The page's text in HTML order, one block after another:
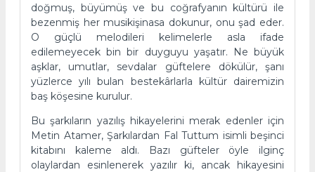
doğmuş, büyümüş ve bu coğrafyanın kültürü ile
bezenmiş her musikişinasa dokunur, onu şad eder.
O güçlü melodileri kelimelerle asla ifade
edilemeyecek bin bir duyguyu yaşatır. Ne büyük
aşklar, umutlar, sevdalar güftelere dökülür, şanı
yüzlerce yılı bulan bestekârlarla kültür dairemizin
baş köşesine kurulur.
Bu şarkıların yazılış hikayelerini merak edenler için
Metin Atamer, Şarkılardan Fal Tuttum isimli beşinci
kitabını kaleme aldı. Bazı güfteler öyle ilginç
olaylardan esinlenerek yazılır ki, ancak hikayesini